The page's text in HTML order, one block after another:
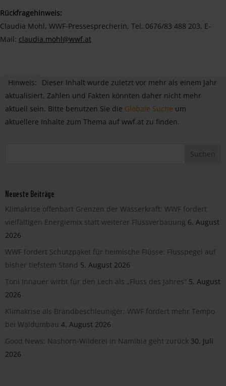
Rückfragehinweis:
Claudia Mohl, WWF-Pressesprecherin, Tel. 0676/83 488 203, E-
Mail: claudia.mohl@wwf.at
Hinweis:
Dieser Inhalt wurde zuletzt vor mehr als einem Jahr
aktualisiert. Zahlen und Fakten könnten daher nicht mehr
aktuell sein. Bitte benutzen Sie die Globale Suche um
aktuellere Inhalte zum Thema auf wwf.at zu finden.
Neueste Beiträge
Klimakrise offenbart Grenzen der Wasserkraft: WWF fordert
vielfältigen Energiemix statt weiterer Flussverbauung 6. August
2026
WWF fordert Schutzpaket für heimische Flüsse: Flusspegel auf
bisher tiefstem Stand 5. August 2026
Toni Innauer wirbt für den Lech als „Fluss des Jahres“ 5. August
2026
Klimakrise als Brandbeschleuniger: WWF fordert mehr Tempo
bei Waldumbau 4. August 2026
Good News: Nashorn-Wilderei in Namibia geht zurück 30. Juli
2026